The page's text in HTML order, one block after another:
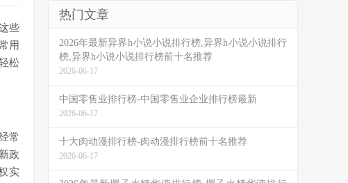
些
用
松
常
政
实
热门文章
2026年最新异界h小说小说排行榜,异界h小说小说排行
榜,异界h小说小说排行榜前十名推荐
2026-06-17
中国零售业排行榜-中国零售业企业排行榜最新
2026-06-17
十大肉动漫排行榜-肉动漫排行榜前十名推荐
2026-06-17